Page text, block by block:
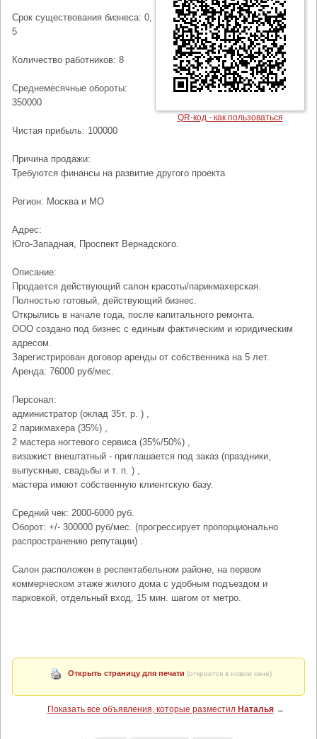
QR-код - как пользоваться
Срок существования бизнеса: 0,
5
Количество работников: 8
Среднемесячные обороты:
350000
Чистая прибыль: 100000
Причина продажи:
Требуются финансы на развитие другого проекта
Регион: Москва и МО
Адрес:
Юго-Западная, Проспект Вернадского.
Описание:
Продается действующий салон красоты/парикмахерская.
Полностью готовый, действующий бизнес.
Открылись в начале года, после капитального ремонта.
ООО создано под бизнес с единым фактическим и юридическим
адресом.
Зарегистрирован договор аренды от собственника на 5 лет.
Аренда: 76000 руб/мес.
Персонал:
администратор (оклад 35т. р. ) ,
2 парикмахера (35%) ,
2 мастера ногтевого сервиса (35%/50%) ,
визажист внештатный - приглашается под заказ (праздники,
выпускные, свадьбы и т. п. ) ,
мастера имеют собственную клиентскую базу.
Средний чек: 2000-6000 руб.
Оборот: +/- 300000 руб/мес. (прогрессирует пропорционально
распространению репутации) .
Салон расположен в респектабельном районе, на первом
коммерческом этаже жилого дома с удобным подъездом и
парковкой, отдельный вход, 15 мин. шагом от метро.
Открыть страницу для печати (откроется в новом окне)
Показать все объявления, которые разместил Наталья→